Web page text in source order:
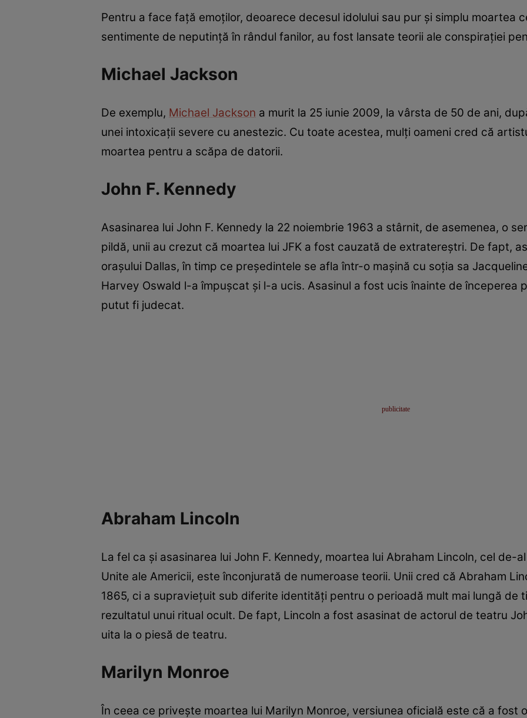
Pentru a face față emoților, deoarece decesul idolului sau pur și simplu moartea
sentimente de neputință în rândul fanilor, au fost lansate teorii ale conspirației
Michael Jackson
De exemplu, Michael Jackson a murit la 25 iunie 2009, la vârsta de 50 de ani,
unei intoxicații severe cu anestezic. Cu toate acestea, mulți oameni cred că
moartea pentru a scăpa de datorii.
John F. Kennedy
Asasinarea lui John F. Kennedy la 22 noiembrie 1963 a stârnit, de asemenea, o
pildă, unii au crezut că moartea lui JFK a fost cauzată de extratereștri. De fapt,
orașului Dallas, în timp ce președintele se afla într-o mașină cu soția sa
Harvey Oswald l-a împușcat și l-a ucis. Asasinul a fost ucis înainte de începerea
putut fi judecat.
Abraham Lincoln
La fel ca și asasinarea lui John F. Kennedy, moartea lui Abraham Lincoln, cel de-
Unite ale Americii, este înconjurată de numeroase teorii. Unii cred că Abraham
1865, ci a supraviețuit sub diferite identități pentru o perioadă mult mai lungă de
rezultatul unui ritual ocult. De fapt, Lincoln a fost asasinat de actorul de teatru
uita la o piesă de teatru.
Marilyn Monroe
În ceea ce privește moartea lui Marilyn Monroe, versiunea oficială este că a fost